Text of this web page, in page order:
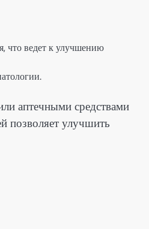
что ведет к улучшению
аптечными средствами
позволяет улучшить